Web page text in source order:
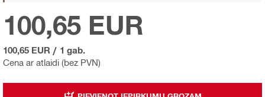
Cena ar atlaidi (bez PVN)
100,65 EUR
100,65 EUR / 1 gab.